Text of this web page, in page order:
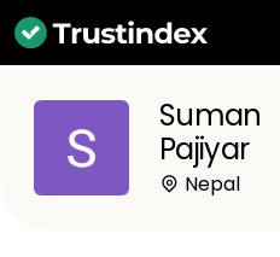
Suman
Pajiyar
Nepal